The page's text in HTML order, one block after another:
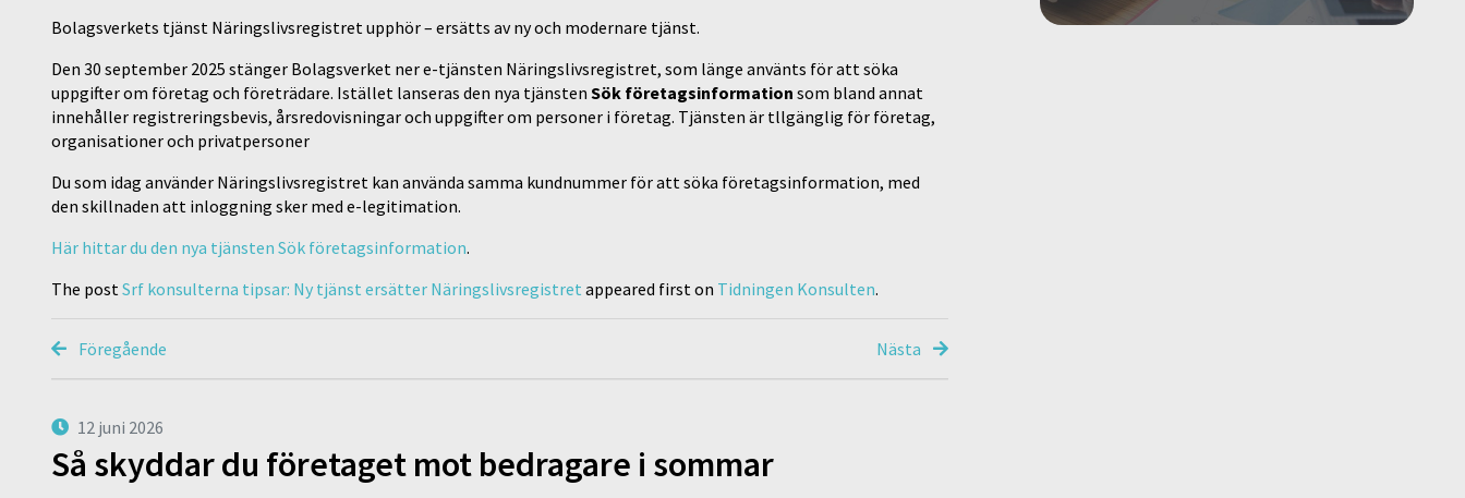
Bolagsverkets tjänst Näringslivsregistret upphör – ersätts av ny och modernare tjänst.
Den 30 september 2025 stänger Bolagsverket ner e-tjänsten Näringslivsregistret, som länge använts för att söka
uppgifter om företag och företrädare. Istället lanseras den nya tjänsten Sök företagsinformation som bland annat
innehåller registreringsbevis, årsredovisningar och uppgifter om personer i företag. Tjänsten är tllgänglig för företag,
organisationer och privatpersoner
Du som idag använder Näringslivsregistret kan använda samma kundnummer för att söka företagsinformation, med
den skillnaden att inloggning sker med e-legitimation.
Här hittar du den nya tjänsten Sök företagsinformation.
The post Srf konsulterna tipsar: Ny tjänst ersätter Näringslivsregistret appeared first on Tidningen Konsulten.
Föregående Nästa
12 juni 2026
Så skyddar du företaget mot bedragare i sommar